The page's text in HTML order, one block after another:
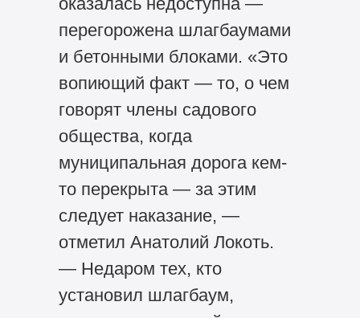
перегорожена шлагбаумами
и бетонными блоками. «Это
вопиющий факт — то, о чем
говорят члены садового
общества, когда
муниципальная дорога кем-
то перекрыта — за этим
следует наказание, —
отметил Анатолий Локоть.
— Недаром тех, кто
установил шлагбаум,